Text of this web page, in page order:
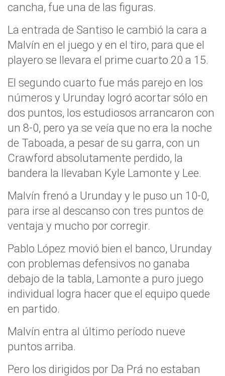
cancha, fue una de las figuras.
La entrada de Santiso le cambió la cara a
Malvín en el juego y en el tiro, para que el
playero se llevara el prime cuarto 20 a 15.
El segundo cuarto fue más parejo en los
números y Urunday logró acortar sólo en
dos puntos, los estudiosos arrancaron con
un 8-0, pero ya se veía que no era la noche
de Taboada, a pesar de su garra, con un
Crawford absolutamente perdido, la
bandera la llevaban Kyle Lamonte y Lee.
Malvín frenó a Urunday y le puso un 10-0,
para irse al descanso con tres puntos de
ventaja y mucho por corregir.
Pablo López movió bien el banco, Urunday
con problemas defensivos no ganaba
debajo de la tabla, Lamonte a puro juego
individual logra hacer que el equipo quede
en partido.
Malvín entra al último período nueve
puntos arriba.
Pero los dirigidos por Da Prá no estaban